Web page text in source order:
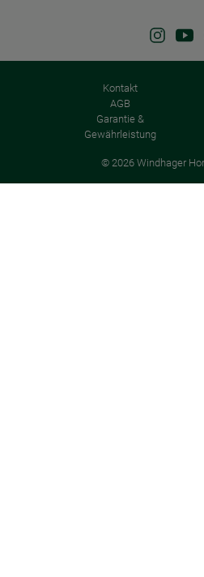
Kontakt
AGB
Garantie &
Gewährleistung
© 2026 Windhager